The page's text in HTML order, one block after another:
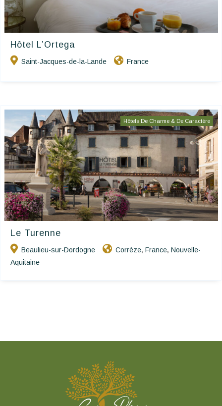
Hôtel L’Ortega
Saint-Jacques-de-la-Lande France
Hôtels De Charme & De Caractère
Le Turenne
Beaulieu-sur-Dordogne Corrèze, France, Nouvelle-
Aquitaine